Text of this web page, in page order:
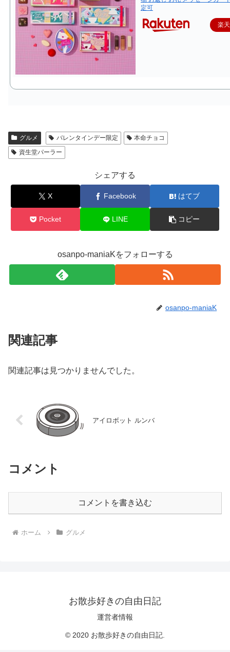
定可
楽
グルメ バレンタインデー限定
本命チョコ
資生堂パーラー
シェアする
X Facebook はてブ
Pocket LINE コピー
osanpo-maniaKをフォローする
osanpo-maniaK
関連記事
関連記事は見つかりませんでした。
アイロボット ルンバ
コメント
コメントを書き込む
ホーム グルメ
お散歩好きの自由日記
運営者情報
© 2020 お散歩好きの自由日記.